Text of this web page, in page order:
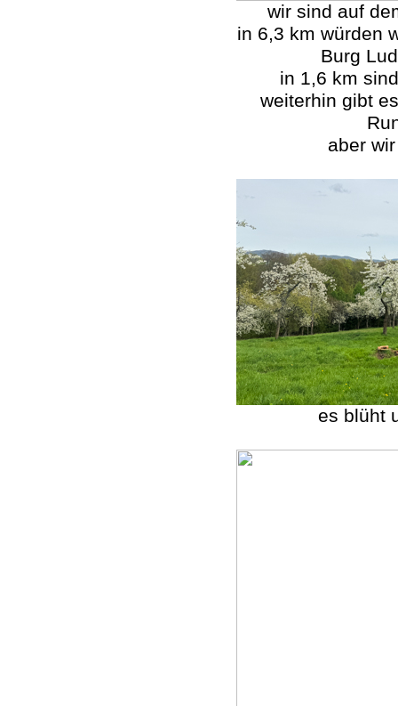
wir sind auf
in 6,3 km würden
Burg
in 1,6 km
weiterhin gibt
aber
es blüht